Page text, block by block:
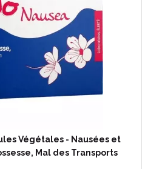
Végétales - Nausées et
Mal des Transports